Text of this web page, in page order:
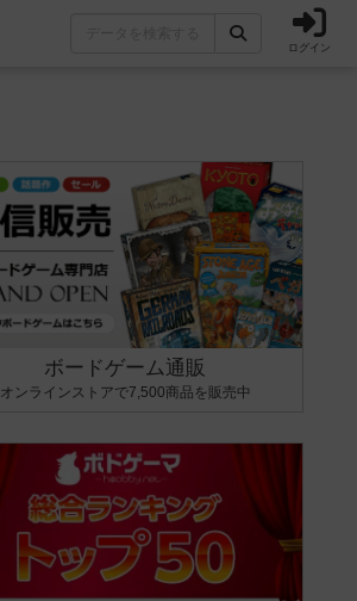
ログイン
ボードゲーム通販
オンラインストアで7,500商品を販売中